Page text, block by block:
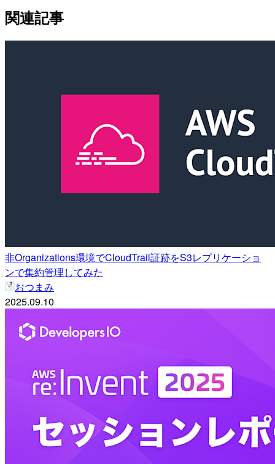
関連記事
非Organizations環境でCloudTrail証跡をS3レプリケーショ
ンで集約管理してみた
おつまみ
2025.09.10